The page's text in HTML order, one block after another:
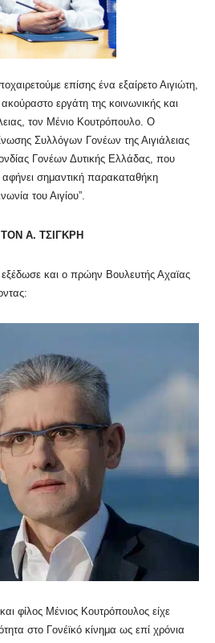
επίσης ένα εξαίρετο Αιγιώτη,
εργάτη της κοινωνικής και
τον Μένιο Κουτρόπουλο. Ο
Συλλόγων Γονέων της Αιγιάλειας
Γονέων Δυτικής Ελλάδας, που
σημαντική παρακαταθήκη
του Αιγίου”.
Α. ΤΣΙΓΚΡΗ
και ο πρώην Βουλευτής Αχαϊας
φίλος Μένιος Κουτρόπουλος είχε
στο Γονέϊκό κίνημα ως επί χρόνια